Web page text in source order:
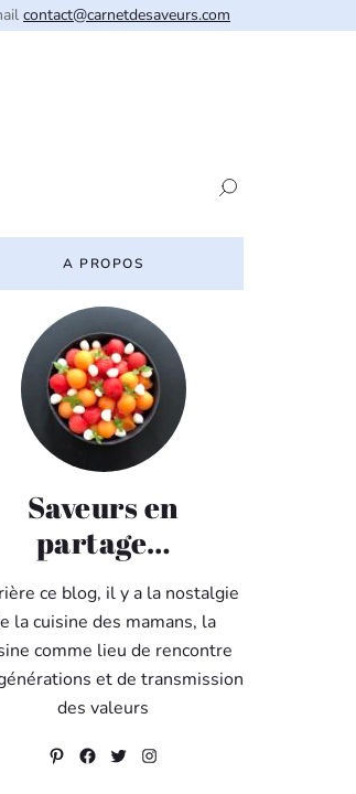
contact@carnetdesaveurs.com
A PROPOS
Saveurs en
partage…
ce blog, il y a la nostalgie
la cuisine des mamans, la
comme lieu de rencontre
et de transmission
des valeurs
Pinterest
Facebook
TwitterInstagram